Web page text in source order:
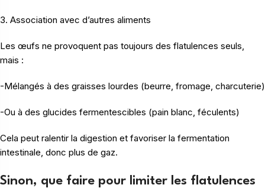
3. Association avec d’autres aliments
Les œufs ne provoquent pas toujours des flatulences seuls,
mais :
-Mélangés à des graisses lourdes (beurre, fromage, charcuterie)
-Ou à des glucides fermentescibles (pain blanc, féculents)
Cela peut ralentir la digestion et favoriser la fermentation
intestinale, donc plus de gaz.
Sinon, que faire pour limiter les flatulences